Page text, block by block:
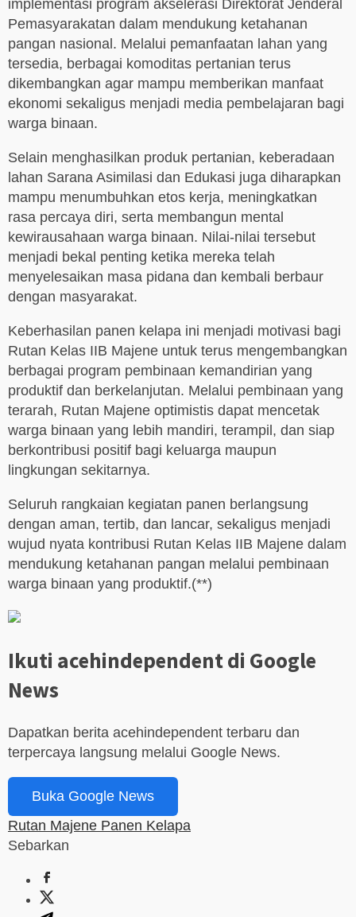
implementasi program akselerasi Direktorat Jenderal
Pemasyarakatan dalam mendukung ketahanan
pangan nasional. Melalui pemanfaatan lahan yang
tersedia, berbagai komoditas pertanian terus
dikembangkan agar mampu memberikan manfaat
ekonomi sekaligus menjadi media pembelajaran bagi
warga binaan.
Selain menghasilkan produk pertanian, keberadaan
lahan Sarana Asimilasi dan Edukasi juga diharapkan
mampu menumbuhkan etos kerja, meningkatkan
rasa percaya diri, serta membangun mental
kewirausahaan warga binaan. Nilai-nilai tersebut
menjadi bekal penting ketika mereka telah
menyelesaikan masa pidana dan kembali berbaur
dengan masyarakat.
Keberhasilan panen kelapa ini menjadi motivasi bagi
Rutan Kelas IIB Majene untuk terus mengembangkan
berbagai program pembinaan kemandirian yang
produktif dan berkelanjutan. Melalui pembinaan yang
terarah, Rutan Majene optimistis dapat mencetak
warga binaan yang lebih mandiri, terampil, dan siap
berkontribusi positif bagi keluarga maupun
lingkungan sekitarnya.
Seluruh rangkaian kegiatan panen berlangsung
dengan aman, tertib, dan lancar, sekaligus menjadi
wujud nyata kontribusi Rutan Kelas IIB Majene dalam
mendukung ketahanan pangan melalui pembinaan
warga binaan yang produktif.(**)
Ikuti acehindependent di Google
News
Dapatkan berita acehindependent terbaru dan
terpercaya langsung melalui Google News.
Buka Google News
Rutan Majene Panen Kelapa
Sebarkan